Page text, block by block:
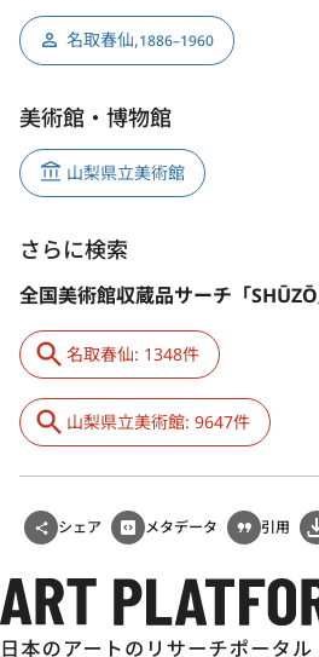
名取春仙,1886–1960
美術館・博物館
山梨県立美術館
さらに検索
全国美術館収蔵品サーチ「SHŪZŌ
名取春仙: 1348件
山梨県立美術館: 9647件
シェア メタデータ 引用